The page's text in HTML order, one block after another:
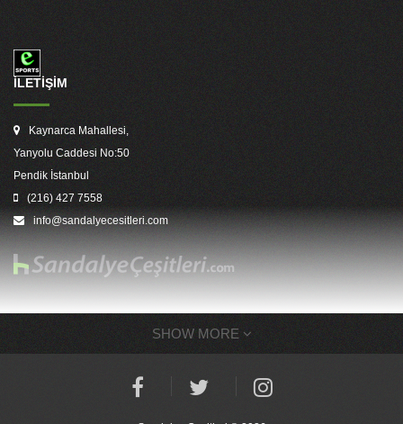
İLETİŞİM
Kaynarca Mahallesi,
Yanyolu Caddesi No:50
Pendik İstanbul
(216) 427 7558
info@sandalyecesitleri.com
SHOW MORE